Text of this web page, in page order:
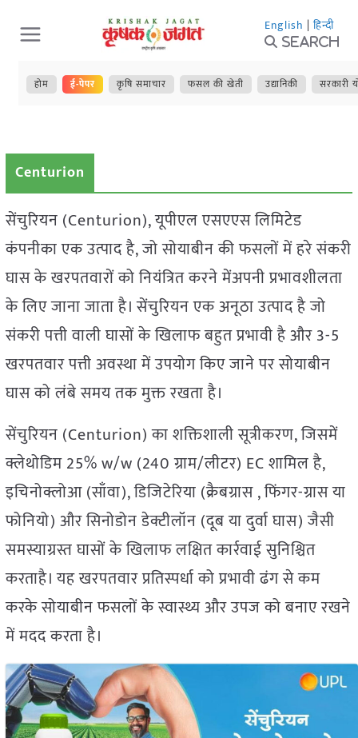
Skip
to
content
English | हिन्दी
Search
होम ई-पेपर कृषि समाचार फसल की खेती उद्यानिकी सरकारी
Centurion
सेंचुरियन (Centurion), यूपीएल एसएएस लिमिटेड
कंपनीका एक उत्पाद है, जो सोयाबीन की फसलों में हरे संकरी
घास के खरपतवारों को नियंत्रित करने मेंअपनी प्रभावशीलता
के लिए जाना जाता है। सेंचुरियन एक अनूठा उत्पाद है जो
संकरी पत्ती वाली घासों के खिलाफ बहुत प्रभावी है और 3-5
खरपतवार पत्ती अवस्था में उपयोग किए जाने पर सोयाबीन
घास को लंबे समय तक मुक्त रखता है।
सेंचुरियन (Centurion) का शक्तिशाली सूत्रीकरण, जिसमें
क्लेथोडिम 25% w/w (240 ग्राम/लीटर) EC शामिल है,
इचिनोक्लोआ (साँवा), डिजिटेरिया (क्रैबग्रास , फिंगर-ग्रास या
फोनियो) और सिनोडोन डेक्टीलॉन (दूब या दुर्वा घास) जैसी
समस्याग्रस्त घासों के खिलाफ लक्षित कार्रवाई सुनिश्चित
करताहै। यह खरपतवार प्रतिस्पर्धा को प्रभावी ढंग से कम
करके सोयाबीन फसलों के स्वास्थ्य और उपज को बनाए रखने
में मदद करता है।